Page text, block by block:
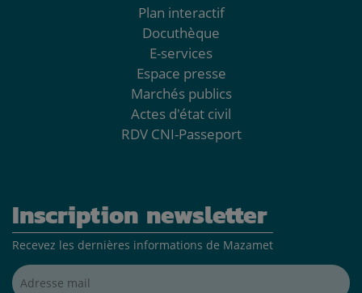
Plan interactif
Docuthèque
E-services
Espace presse
Marchés publics
Actes d'état civil
RDV CNI-Passeport
Inscription newsletter
Recevez les dernières informations de Mazamet
Adresse mail*